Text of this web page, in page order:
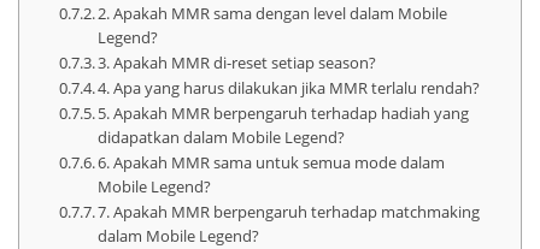
2. Apakah MMR sama dengan level dalam Mobile
Legend?
3. Apakah MMR di-reset setiap season?
4. Apa yang harus dilakukan jika MMR terlalu rendah?
5. Apakah MMR berpengaruh terhadap hadiah yang
didapatkan dalam Mobile Legend?
6. Apakah MMR sama untuk semua mode dalam
Mobile Legend?
7. Apakah MMR berpengaruh terhadap matchmaking
dalam Mobile Legend?